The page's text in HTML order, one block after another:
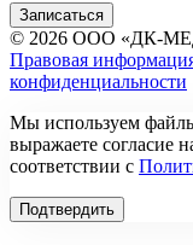
Записаться
© 2026 ООО «ДК-
Правовая
конфиденциальности
Мы используем
выражаете согласие
соответствии с
Подтвердить